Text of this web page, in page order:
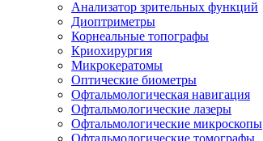
Анализатор зрительных функций
Диоптриметры
Корнеальные топографы
Криохирургия
Микрокератомы
Оптические биометры
Офтальмологическая навигация
Офтальмологические лазеры
Офтальмологические микроскопы
Офтальмологические томографы